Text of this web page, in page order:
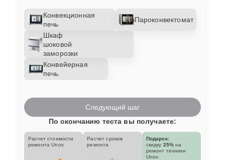
Конвекционная
печь
Пароконвектомат
Шкаф
шоковой
заморозки
Конвейерная
печь
Следующий шаг
По окончанию теста вы получаете:
Расчет стоимости
ремонта Unox
Расчет сроков
ремонта
Подарок:
скидку 25% на
ремонт техники
Unox